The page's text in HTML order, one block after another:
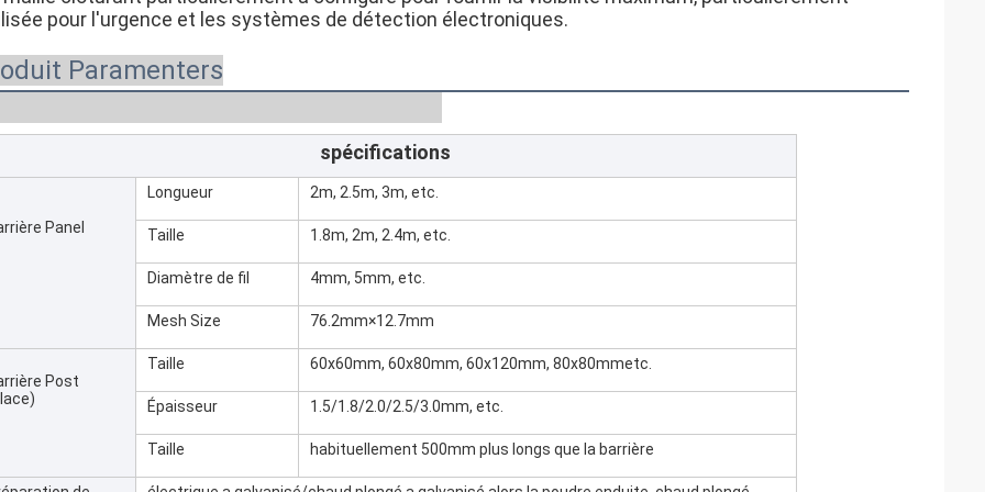
pour l'urgence et les systèmes de détection électroniques.
Paramenters
spécifications
Panel
Longueur 2m, 2.5m, 3m, etc.
Taille 1.8m, 2m, 2.4m, etc.
Diamètre de fil 4mm, 5mm, etc.
Mesh Size 76.2mm×12.7mm
Post
Taille 60x60mm, 60x80mm, 60x120mm, 80x80mmetc.
Épaisseur 1.5/1.8/2.0/2.5/3.0mm, etc.
Taille habituellement 500mm plus longs que la barrière